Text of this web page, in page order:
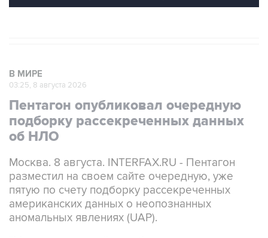
Пентагон опубликовал очередную
подборку рассекреченных данных
об НЛО
Москва. 8 августа. INTERFAX.RU - Пентагон
пятую по счету подборку рассекреченных
американских данных о неопознанных
аномальных явлениях (UAP).
"Министерство войны публикует пятую часть